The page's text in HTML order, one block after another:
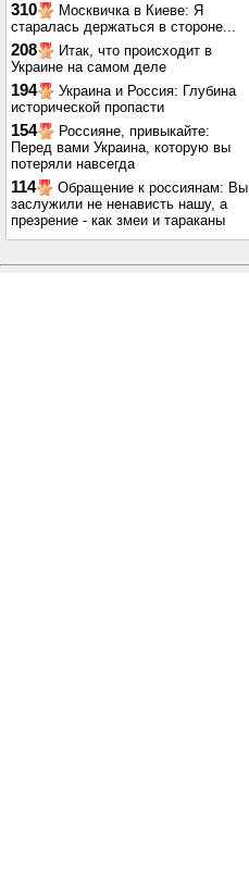
310
Москвичка в Киеве: Я
старалась держаться в стороне...
208
Итак, что происходит в
Украине на самом деле
194
Украина и Россия: Глубина
исторической пропасти
154
Россияне, привыкайте:
Перед вами Украина, которую вы
потеряли навсегда
114
Обращение к россиянам: Вы
заслужили не ненависть нашу, а
презрение - как змеи и тараканы